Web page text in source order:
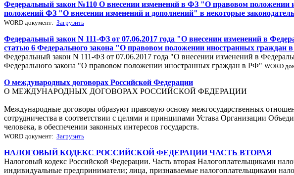
Федеральный закон №110 О внесении изменений в ФЗ "О правовом
положений ФЗ "О внесении изменений и дополнений" в некоторые
WORD документ: Загрузить
Федеральный закон N 111-ФЗ от 07.06.2017 года "О внесении изменений в
статью 6 Федерального закона "О правовом положении иностранных граждан
Федеральный закон N 111-ФЗ от 07.06.2017 года "О внесении изменений в
Федерального закона "О правовом положении иностранных граждан в РФ" WORD
О международных договорах Российской Федерации
О МЕЖДУНАРОДНЫХ ДОГОВОРАХ РОССИЙСКОЙ ФЕДЕРАЦИИ
Международные договоры образуют правовую основу межгосударственных
сотрудничества в соответствии с целями и принципами Устава Организации
человека, в обеспечении законных интересов государств.
WORD документ: Загрузить
НАЛОГОВЫЙ КОДЕКС РОССИЙСКОЙ ФЕДЕРАЦИИ ЧАСТЬ ВТОРАЯ
Налоговый кодекс Российской Федерации. Часть вторая Налогоплательщиками
индивидуальные предприниматели; лица, признаваемые налогоплательщиками